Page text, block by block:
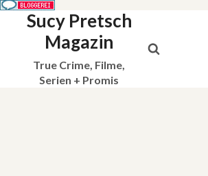
Sucy Pretsch
Magazin
True Crime, Filme,
Serien + Promis